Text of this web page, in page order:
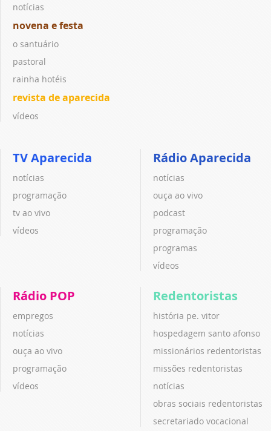
notícias
novena e festa
o santuário
pastoral
rainha hotéis
revista de aparecida
vídeos
TV Aparecida
notícias
programação
tv ao vivo
vídeos
Rádio Aparecida
notícias
ouça ao vivo
podcast
programação
programas
vídeos
Rádio POP
empregos
notícias
ouça ao vivo
programação
vídeos
Redentoristas
história pe. vitor
hospedagem santo afonso
missionários redentoristas
missões redentoristas
notícias
obras sociais redentoristas
secretariado vocacional